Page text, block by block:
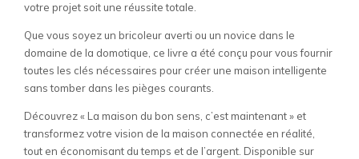
votre projet soit une réussite totale.
Que vous soyez un bricoleur averti ou un novice dans le
domaine de la domotique, ce livre a été conçu pour vous fournir
toutes les clés nécessaires pour créer une maison intelligente
sans tomber dans les pièges courants.
Découvrez « La maison du bon sens, c’est maintenant » et
transformez votre vision de la maison connectée en réalité,
tout en économisant du temps et de l’argent. Disponible sur